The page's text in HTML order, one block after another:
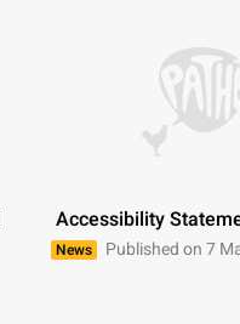
Accessibility
News Published on 7